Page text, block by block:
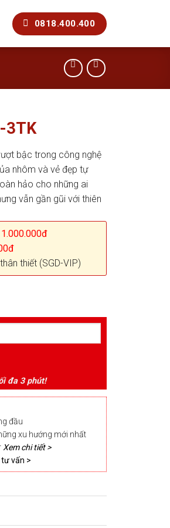
0818.400.400
3TK
bậc trong công nghệ
nhôm và vẻ đẹp tự
hảo cho những ai
vẫn gần gũi với thiên
1.000.000đ
thiết (SGD-VIP)
đa 3 phút!
đầu
xu hướng mới nhất
Xem chi tiết >
vấn >